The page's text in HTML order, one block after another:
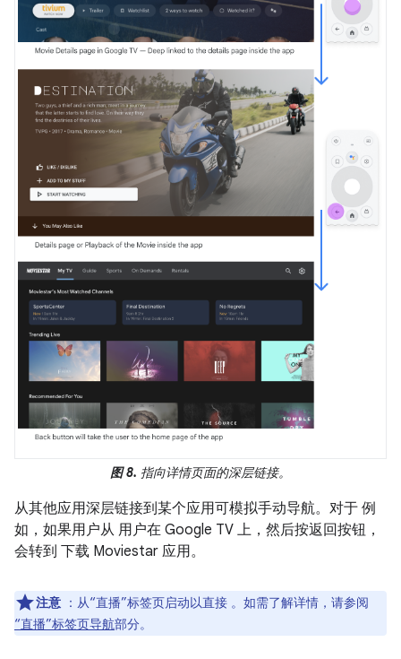
图 8. 指向详情页面的深层链接。
从其他应用深层链接到某个应用可模拟手动导航。对于 例
如，如果用户从 用户在 Google TV 上，然后按返回按钮，
会转到 下载 Moviestar 应用。
注意 ：从“直播”标签页启动以直接 。如需了解详情，请参阅
“直播”标签页导航部分。